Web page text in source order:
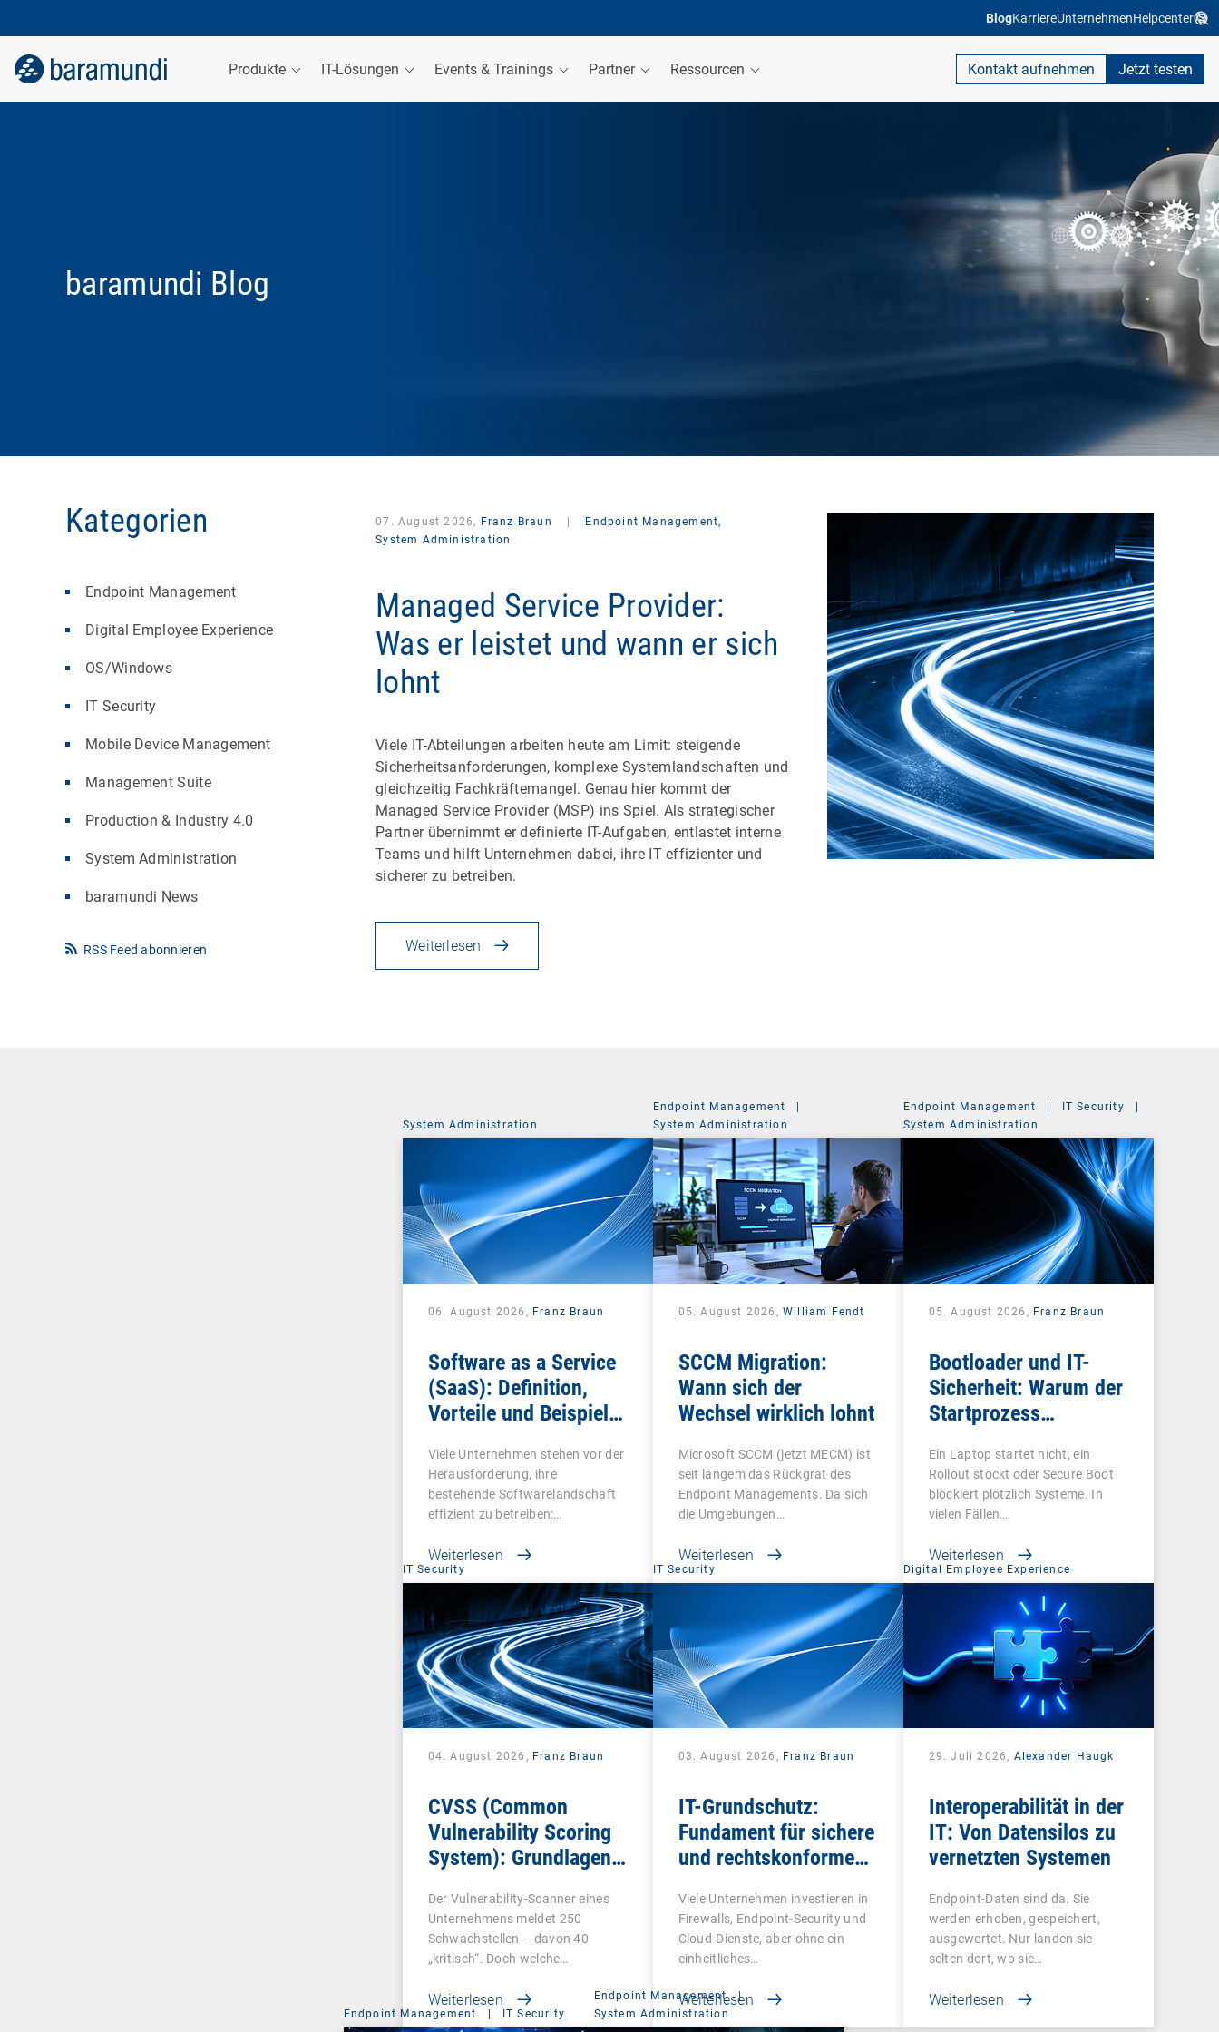
BlogKarriereUnternehmenHelpcenter
Produkte IT-Lösungen Events & Trainings Partner Ressourcen Kontakt aufnehmen Jetzt testen
baramundi Blog
Kategorien
Endpoint Management
Digital Employee Experience
OS/Windows
IT Security
Mobile Device Management
Management Suite
Production & Industry 4.0
System Administration
baramundi News
RSS Feed abonnieren
07. August 2026, Franz Braun
Endpoint Management,
System Administration
Managed Service Provider:
Was er leistet und wann er sich
lohnt
Viele IT-Abteilungen arbeiten heute am Limit: steigende
Sicherheitsanforderungen, komplexe Systemlandschaften und
gleichzeitig Fachkräftemangel. Genau hier kommt der
Managed Service Provider (MSP) ins Spiel. Als strategischer
Partner übernimmt er definierte IT-Aufgaben, entlastet interne
Teams und hilft Unternehmen dabei, ihre IT effizienter und
sicherer zu betreiben.
Weiterlesen
System Administration
06. August 2026, Franz Braun
Software as a Service
(SaaS): Definition,
Vorteile und Beispiele
Viele Unternehmen stehen vor der
Herausforderung, ihre
bestehende Softwarelandschaft
effizient zu betreiben:…
Weiterlesen
Endpoint Management
|
System Administration
05. August 2026, William Fendt
SCCM Migration:
Wann sich der
Wechsel wirklich lohnt
Microsoft SCCM (jetzt MECM) ist
seit langem das Rückgrat des
Endpoint Managements. Da sich
die Umgebungen…
Weiterlesen
Endpoint Management | IT Security
|
System Administration
05. August 2026, Franz Braun
Bootloader und IT-
Sicherheit: Warum der
Startprozess
Ein Laptop startet nicht, ein
Rollout stockt oder Secure Boot
blockiert plötzlich Systeme. In
vielen Fällen…
Weiterlesen
IT Security
04. August 2026, Franz Braun
CVSS (Common
Vulnerability Scoring
System): Grundlagen
Schwachstellenbewertung
Der Vulnerability-Scanner eines
Unternehmens meldet 250
Schwachstellen – davon 40
„kritisch“. Doch welche…
Weiterlesen
IT Security
03. August 2026, Franz Braun
IT-Grundschutz:
Fundament für sichere
und rechtskonforme
Viele Unternehmen investieren in
Firewalls, Endpoint-Security und
Cloud-Dienste, aber ohne ein
einheitliches…
Weiterlesen
Digital Employee Experience
29. Juli 2026, Alexander Haugk
Interoperabilität in der
IT: Von Datensilos zu
vernetzten Systemen
Endpoint-Daten sind da. Sie
werden erhoben, gespeichert,
ausgewertet. Nur landen sie
selten dort, wo sie…
Weiterlesen
Endpoint Management | IT Security
Endpoint Management
|
System Administration